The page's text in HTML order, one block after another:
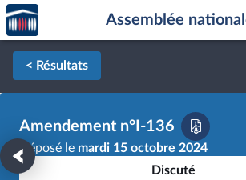
Aller au contenu
Aller en bas de la page
Accèder
à la
page
d'accueil
Assemblée
< Résultats
Amendement n°I-136
Déposé le mardi 15 octobre 2024
Discuté